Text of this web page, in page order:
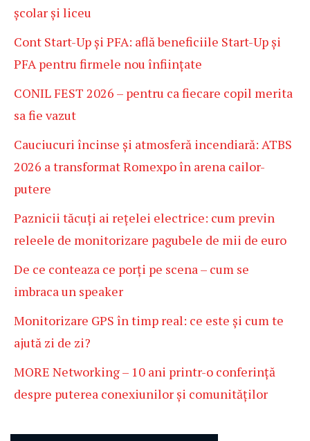
școlar și liceu
Cont Start-Up și PFA: află beneficiile Start-Up și
PFA pentru firmele nou înființate
CONIL FEST 2026 – pentru ca fiecare copil merita
sa fie vazut
Cauciucuri încinse și atmosferă incendiară: ATBS
2026 a transformat Romexpo în arena cailor-
putere
Paznicii tăcuți ai rețelei electrice: cum previn
releele de monitorizare pagubele de mii de euro
De ce conteaza ce porți pe scena – cum se
imbraca un speaker
Monitorizare GPS în timp real: ce este și cum te
ajută zi de zi?
MORE Networking – 10 ani printr-o conferință
despre puterea conexiunilor și comunităților